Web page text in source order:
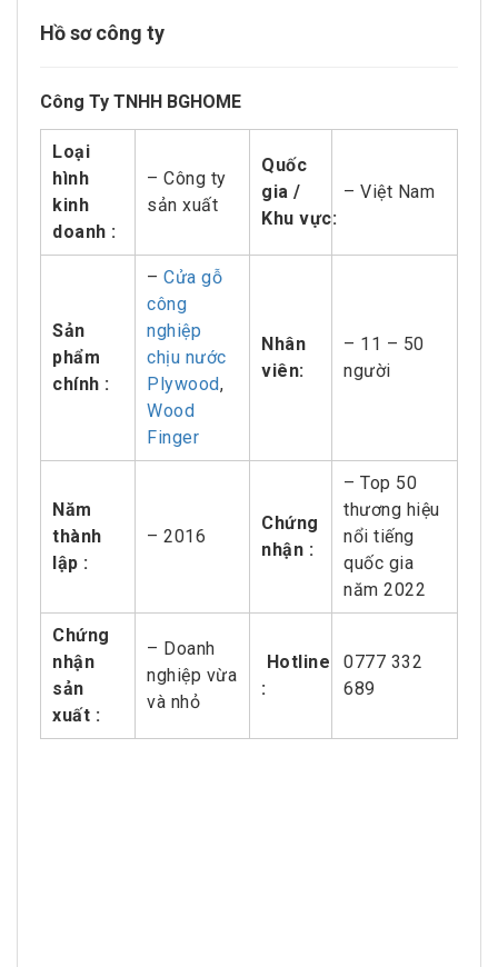
Hồ sơ công ty
Công Ty TNHH BGHOME
Loại
hình
kinh
doanh :
– Công ty
sản xuất
Quốc
gia /
Khu vực:
– Việt Nam
Sản
phẩm
chính :
– Cửa gỗ
công
nghiệp
chịu nước
Plywood,
Wood
Finger
Nhân
viên:
– 11 – 50
người
Năm
thành
lập :
– 2016
Chứng
nhận :
– Top 50
thương hiệu
nổi tiếng
quốc gia
năm 2022
Chứng
nhận
sản
xuất :
– Doanh
nghiệp vừa
và nhỏ
Hotline
:
0777 332
689